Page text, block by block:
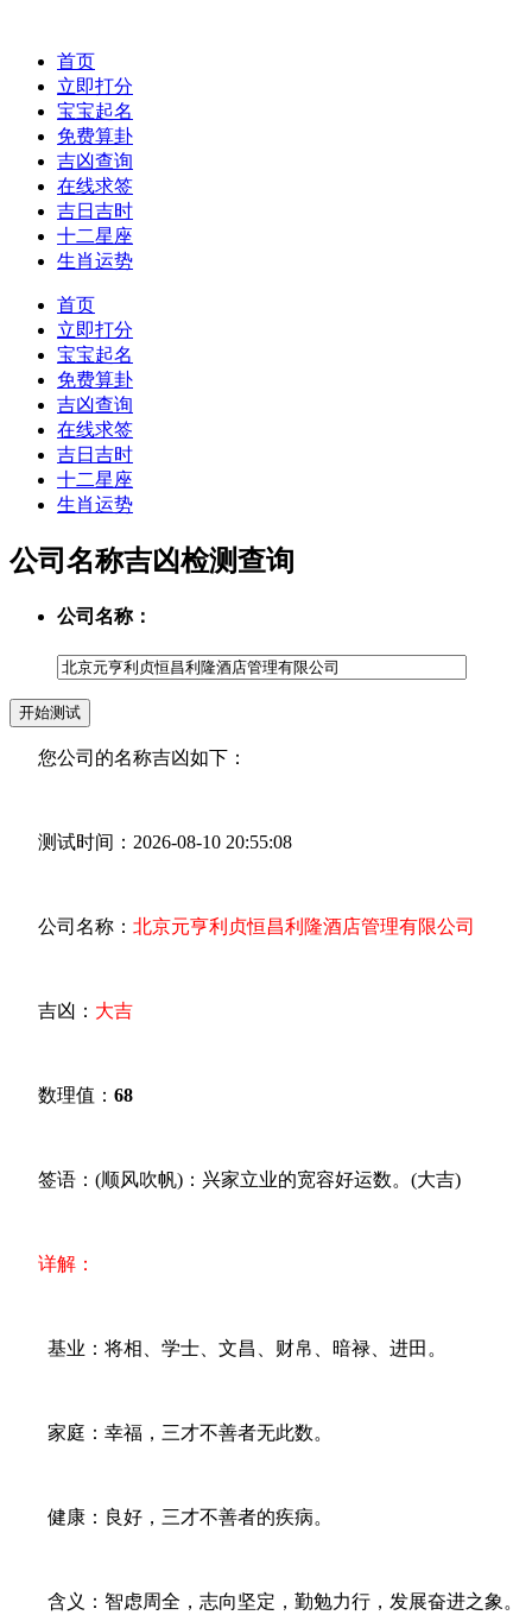
首页
立即打分
宝宝起名
免费算卦
吉凶查询
在线求签
吉日吉时
十二星座
生肖运势
首页
立即打分
宝宝起名
免费算卦
吉凶查询
在线求签
吉日吉时
十二星座
生肖运势
公司名称吉凶检测查询
公司名称：
您公司的名称吉凶如下：
测试时间：2026-08-10 20:55:08
公司名称： 北京元亨利贞恒昌利隆酒店管理有限公司
吉凶： 大吉
数理值： 68
签语：(顺风吹帆)：兴家立业的宽容好运数。(大吉)
详解：
基业：将相、学士、文昌、财帛、暗禄、进田。
家庭：幸福，三才不善者无此数。
健康：良好，三才不善者的疾病。
含义：智虑周全，志向坚定，勤勉力行，发展奋进之象。